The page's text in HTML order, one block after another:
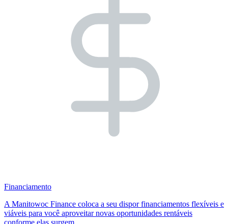
Financiamento
A Manitowoc Finance coloca a seu dispor financiamentos flexíveis e
viáveis para você aproveitar novas oportunidades rentáveis